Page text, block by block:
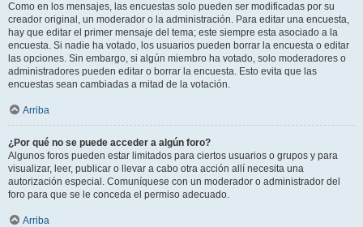
Como en los mensajes, las encuestas solo pueden ser modificadas por su
creador original, un moderador o la administración. Para editar una encuesta,
hay que editar el primer mensaje del tema; este siempre esta asociado a la
encuesta. Si nadie ha votado, los usuarios pueden borrar la encuesta o editar
las opciones. Sin embargo, si algún miembro ha votado, solo moderadores o
administradores pueden editar o borrar la encuesta. Esto evita que las
encuestas sean cambiadas a mitad de la votación.
Arriba
¿Por qué no se puede acceder a algún foro?
Algunos foros pueden estar limitados para ciertos usuarios o grupos y para
visualizar, leer, publicar o llevar a cabo otra acción allí necesita una
autorización especial. Comuníquese con un moderador o administrador del
foro para que se le conceda el permiso adecuado.
Arriba